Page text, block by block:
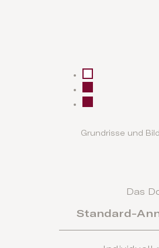
Grundrisse und
Das
Standard-